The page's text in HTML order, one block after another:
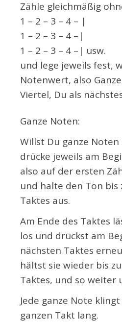
Zähle gleichmäßig
1 – 2 – 3 – 4 – |
1 – 2 – 3 – 4 –|
1 – 2 – 3 – 4 –| usw.
und lege jeweils fest,
Notenwert, also
Viertel, Du als
Ganze Noten:
Willst Du ganze
drücke jeweils am
also auf der ersten
und halte den Ton bis
Taktes aus.
Am Ende des Taktes
los und drückst am
nächsten Taktes
hältst sie wieder bis
Taktes, und so weiter
Jede ganze Note
ganzen Takt lang.